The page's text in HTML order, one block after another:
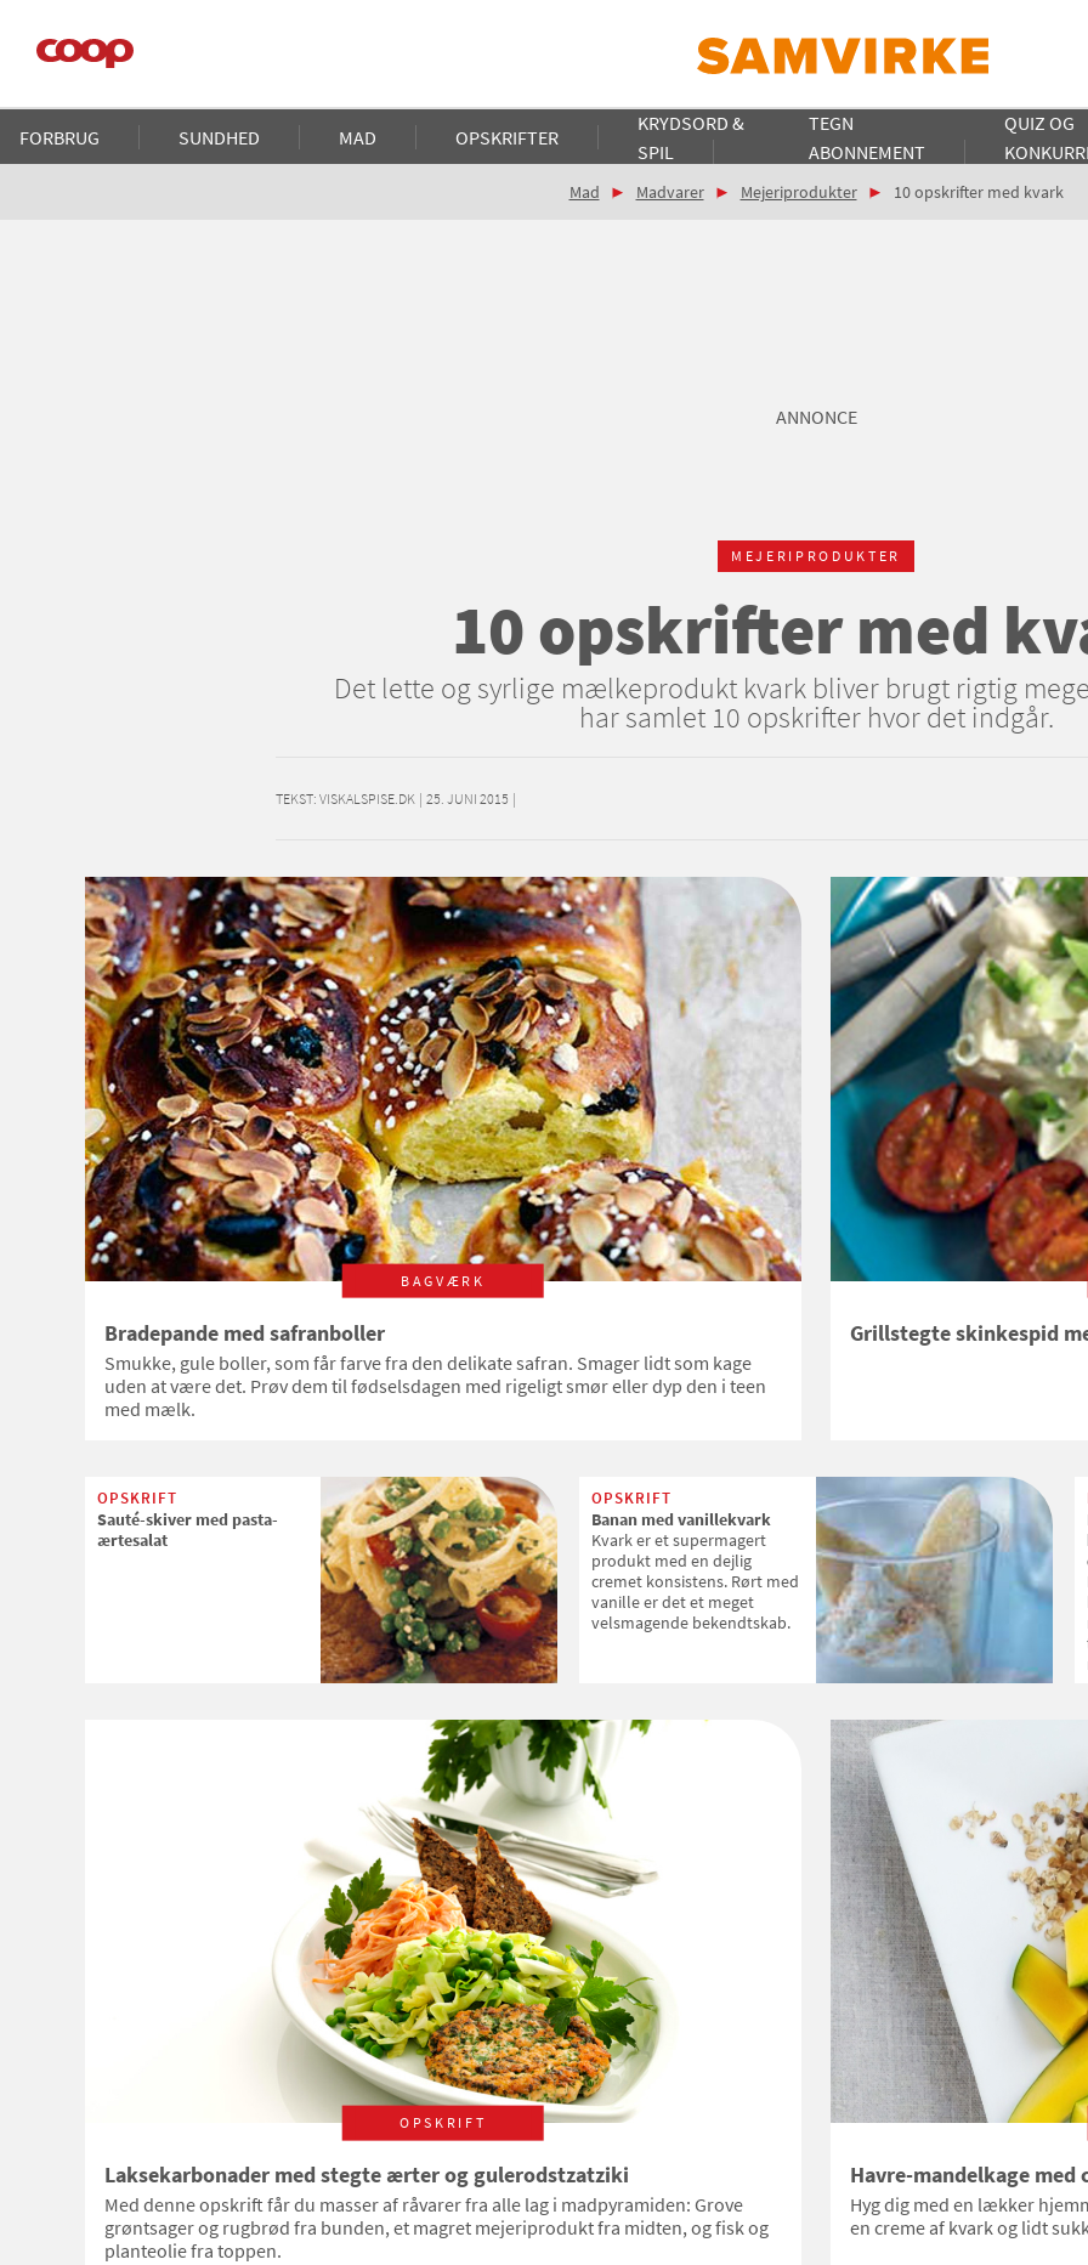
hovedindhold
Main
navigation
FORBRUG SUNDHED MAD OPSKRIFTER
KRYDSORD &
SPIL
TEGN
ABONNEMENT
QUIZ OG
Brødkrumme
Mad Madvarer Mejeriprodukter 10 opskrifter med kvark
ANNONCE
MEJERIPRODUKTER
10 opskrifter med
Det lette og syrlige mælkeprodukt kvark bliver brugt rigtig
har samlet 10 opskrifter hvor det indgår.
TEKST: VISKALSPISE.DK | 25. JUNI 2015 |
BAGVÆRK
Bradepande med safranboller
Smukke, gule boller, som får farve fra den delikate safran. Smager lidt som kage
uden at være det. Prøv dem til fødselsdagen med rigeligt smør eller dyp den i teen
med mælk.
Grillstegte skinkespid
OPSKRIFT
Sauté-skiver med pasta-
ærtesalat
OPSKRIFT
Banan med vanillekvark
Kvark er et supermagert
produkt med en dejlig
cremet konsistens. Rørt med
vanille er det et meget
velsmagende bekendtskab.
OPSKRIFT
Laksekarbonader med stegte ærter og gulerodstzatziki
Med denne opskrift får du masser af råvarer fra alle lag i madpyramiden: Grove
grøntsager og rugbrød fra bunden, et magret mejeriprodukt fra midten, og fisk og
planteolie fra toppen.
Havre-mandelkage med
Hyg dig med en lækker
en creme af kvark og lidt